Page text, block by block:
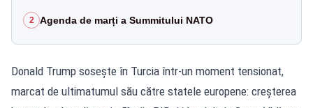
2 Agenda de marți a Summitului NATO
Donald Trump sosește în Turcia într-un moment tensionat,
marcat de ultimatumul său către statele europene: creșterea